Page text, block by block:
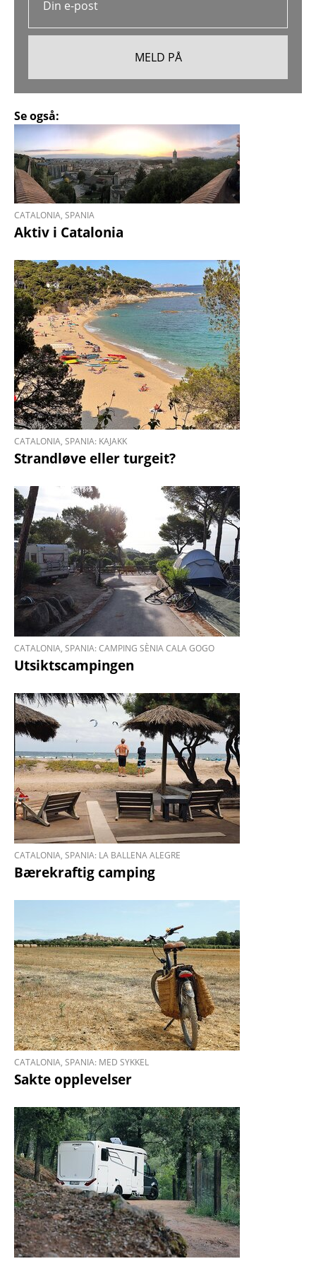
Se også:
CATALONIA, SPANIA
Aktiv i Catalonia
CATALONIA, SPANIA: KAJAKK
Strandløve eller turgeit?
CATALONIA, SPANIA: CAMPING SÈNIA CALA GOGO
Utsiktscampingen
CATALONIA, SPANIA: LA BALLENA ALEGRE
Bærekraftig camping
CATALONIA, SPANIA: MED SYKKEL
​​​​​​​Sakte opplevelser